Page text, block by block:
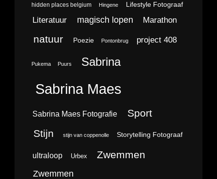
hidden places belgium Hingene Lifestyle Fotograaf
Literatuur magisch lopen Marathon
natuur Poezie Pontonbrug project 408
Pukema Puurs Sabrina
Sabrina Maes
Sabrina Maes Fotografie Sport
Stijn stijn van coppenolle Storytelling Fotograaf
ultraloop Urbex Zwemmen
Zwemmen